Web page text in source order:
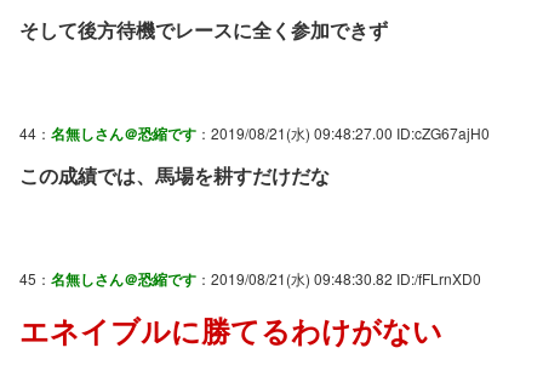
そして後方待機でレースに全く参加できず
44： 名無しさん＠恐縮です ：2019/08/21(水) 09:48:27.00 ID:cZG67ajH0
この成績では、馬場を耕すだけだな
45： 名無しさん＠恐縮です ：2019/08/21(水) 09:48:30.82 ID:/fFLrnXD0
エネイブルに勝てるわけがない